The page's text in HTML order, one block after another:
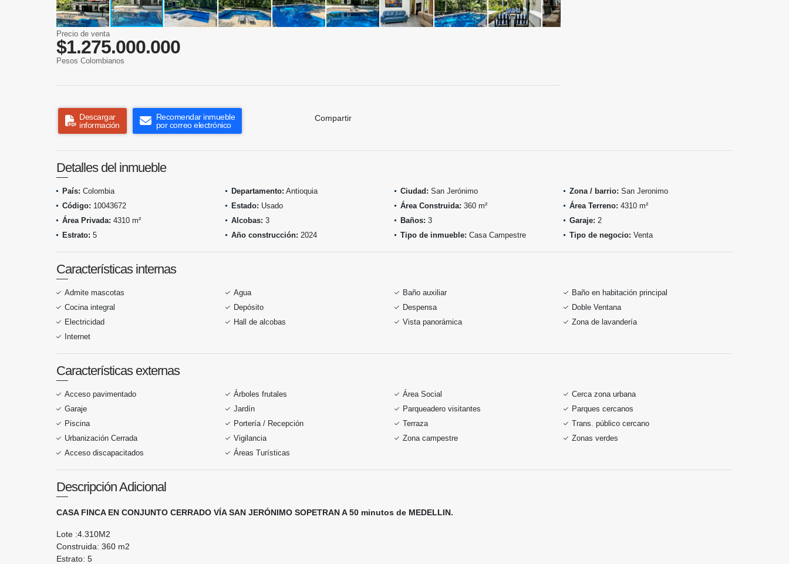
Precio de venta
$1.275.000.000
Pesos Colombianos
Descargar
información
Recomendar inmueble
por correo electrónico
Compartir
Detalles del inmueble
País: Colombia Departamento: Antioquia Ciudad: San Jerónimo Zona / barrio: San Jeronimo
Código: 10043672 Estado: Usado Área Construida: 360 m² Área Terreno: 4310 m²
Área Privada: 4310 m² Alcobas: 3 Baños: 3 Garaje: 2
Estrato: 5 Año construcción: 2024 Tipo de inmueble: Casa Campestre Tipo de negocio: Venta
Características internas
Admite mascotas Agua Baño auxiliar
Baño en habitación principal
Cocina integral
Depósito Despensa
Doble Ventana
Electricidad
Hall de alcobas Vista panorámica
Zona de lavandería
Internet
Características externas
Acceso pavimentado Árboles frutales Área Social
Cerca zona urbana
Garaje
Jardín Parqueadero visitantes
Parques cercanos
Piscina
Portería / Recepción Terraza
Trans. público cercano
Urbanización Cerrada
Vigilancia Zona campestre
Zonas verdes
Acceso discapacitados
Áreas Turísticas
Descripción Adicional
CASA FINCA EN CONJUNTO CERRADO VÍA SAN JERÓNIMO SOPETRAN A 50 minutos de MEDELLIN.
Lote :4.310M2
Construida: 360 m2
Estrato: 5